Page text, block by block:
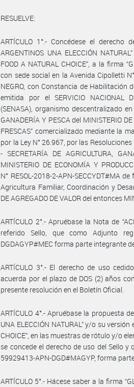
RESUELVE:
ARTÍCULO 1°.- Concédese el derecho
ARGENTINOS UNA ELECCIÓN
FOOD A NATURAL CHOICE”, a la firma
con sede social en la Avenida Cipolletti
NEGRO, con Constancia de Habilitación
emitida por el SERVICIO NACIONAL
(SENASA), organismo descentralizado en
GANADERÍA Y PESCA del MINISTERIO
FRESCAS” comercializado mediante la
por la Ley N° 26.967, por las
- SECRETARÍA DE AGRICULTURA,
MINISTERIO DE ECONOMÍA Y
N° RESOL-2018-2-APN-SECCYDT#MA
Agricultura Familiar, Coordinación y
DE AGREGADO DE VALOR del entonces
ARTÍCULO 2°.- Apruébase la Nota de
referido Sello, que como Adjunto
DGDAGYP#MEC forma parte integrante
ARTÍCULO 3°.- El derecho de uso
acuerda por el plazo de DOS (2) años
presente resolución en el Boletín Oficial.
ARTÍCULO 4°.- Apruébase la propuesta
UNA ELECCIÓN NATURAL” y/o su
CHOICE”, en las muestras de rótulo y/o
se concede el derecho de uso del Sello
59929413-APN-DGD#MAGYP, forma
ARTÍCULO 5°.- Hácese saber a la firma